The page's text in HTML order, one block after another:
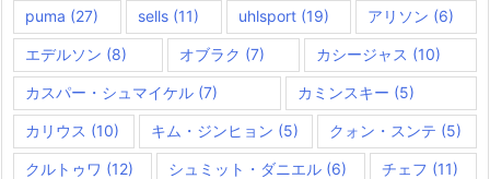
puma (27) sells(11) uhlsport(19) アリソン (6)
エデルソン (8) オブラク (7) カシージャス (10)
カスパー・シュマイケル (7) カミンスキー (5)
カリウス (10) キム・ジンヒョン (5) クォン・スンテ (5)
クルトゥワ (12) シュミット・ダニエル (6) チェフ (11)